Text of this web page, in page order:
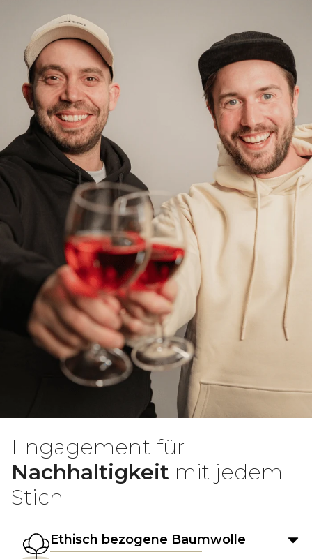
Engagement für
Nachhaltigkeit mit jedem
Stich
Ethisch bezogene Baumwolle